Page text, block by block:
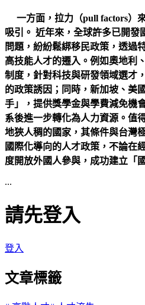
一方面，拉力（pull factors）
吸引。 近年來，全球許多已開發
問題，紛紛鬆綁移民政策，透過
高技能人才的遷入。例如奧地利
制度，針對科技與研發領域選才
的政策誘因；同時，新加坡、美
手」，提供獎學金與學費減免機
系後進一步轉化為人力資源。值
地狹人稠的國家，其條件與台灣
國際化導向的人才政策，不論在
度開放外國人參與，成功建立「
...
請先登入
登入
文章標籤